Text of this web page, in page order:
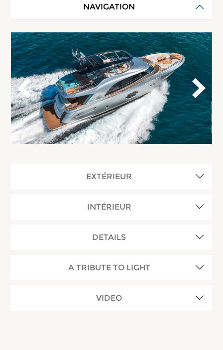
NAVIGATION
EXTÉRIEUR
INTÉRIEUR
DETAILS
A TRIBUTE TO LIGHT
VIDEO